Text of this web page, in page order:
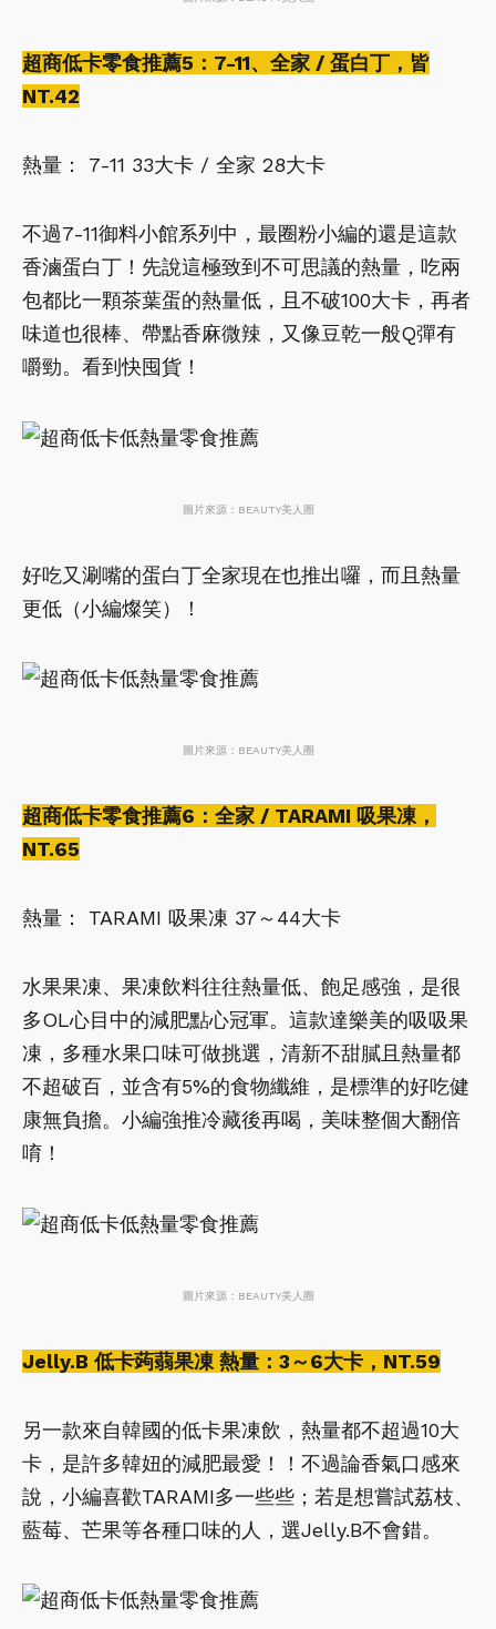
超商低卡零食推薦5：7-11、全家 / 蛋白丁，皆
NT.42
熱量： 7-11 33大卡 / 全家 28大卡
不過7-11御料小館系列中，最圈粉小編的還是這款
香滷蛋白丁！先說這極致到不可思議的熱量，吃兩
包都比一顆茶葉蛋的熱量低，且不破100大卡，再者
味道也很棒、帶點香麻微辣，又像豆乾一般Q彈有
嚼勁。看到快囤貨！
圖片來源：BEAUTY美人圈
好吃又涮嘴的蛋白丁全家現在也推出囉，而且熱量
更低（小編燦笑）！
圖片來源：BEAUTY美人圈
超商低卡零食推薦6：全家 / TARAMI 吸果凍，
NT.65
熱量： TARAMI 吸果凍 37～44大卡
水果果凍、果凍飲料往往熱量低、飽足感強，是很
多OL心目中的減肥點心冠軍。這款達樂美的吸吸果
凍，多種水果口味可做挑選，清新不甜膩且熱量都
不超破百，並含有5%的食物纖維，是標準的好吃健
康無負擔。小編強推冷藏後再喝，美味整個大翻倍
唷！
圖片來源：BEAUTY美人圈
Jelly.B 低卡蒟蒻果凍 熱量：3～6大卡，NT.59
另一款來自韓國的低卡果凍飲，熱量都不超過10大
卡，是許多韓妞的減肥最愛！！不過論香氣口感來
說，小編喜歡TARAMI多一些些；若是想嘗試荔枝、
藍莓、芒果等各種口味的人，選Jelly.B不會錯。